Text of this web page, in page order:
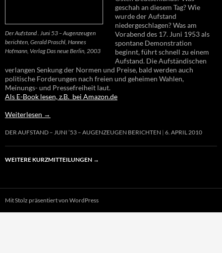
Der Aufstand . Juni 53 – Augenzeugen
berichten, Gerald Praschl, Hannes
Hofmann, Verlag Das neue Berlin, 2003
geschah an diesem Tag? Wie
wurde der Aufstand
niedergeschlagen? Was am
Vorabend des 17. Juni 1953 als
spontane Demonstration
beginnt, führt schnell zu einem
Aufstand. Die Aufständischen
verlangen Senkung der Normen und Preise, bald werden auch
politische Forderungen nach freien und geheimen Wahlen,
Meinungs- und Pressefreiheit laut.
Als E-Book lesen, z.B. bei Amazon.de
Weiterlesen →
DER AUFSTAND – JUNI ’53 – AUGENZEUGEN BERICHTEN 6. APRIL 2010
WEITERE KURZMITTEILUNGEN →
Mit Stolz präsentiert von WordPress